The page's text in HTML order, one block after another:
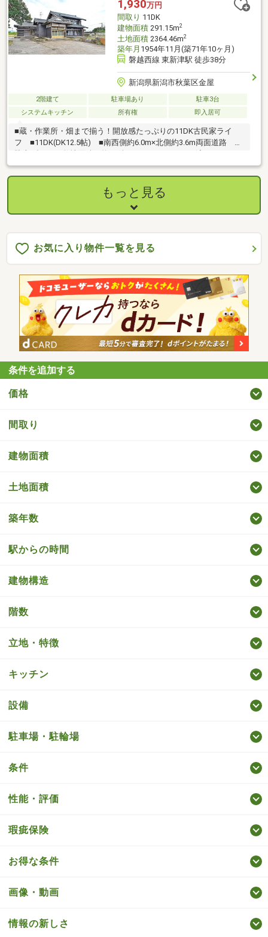
1,930万円
間取り 11DK
建物面積291.15m2
土地面積2364.46m2
築年月 1954年11月(築71年10ヶ月)
磐越西線 東新津駅 徒歩38分
新潟県新潟市秋葉区金屋
2階建て 駐車場あり
駐車3台
システムキッチン
所有権 即入居可
■蔵・作業所・畑まで揃う！開放感たっぷりの11DK古民家ライ
フ ■11DK(DK12.5帖) ■南西側約6.0m×北側約3.6m両面道路 ■
もっと見る
お気に入り物件一覧を見る
条件を追加する
価格
間取り
建物面積
土地面積
築年数
駅からの時間
建物構造
階数
立地・特徴
キッチン
設備
駐車場・駐輪場
条件
性能・評価
瑕疵保険
お得な条件
画像・動画
情報の新しさ